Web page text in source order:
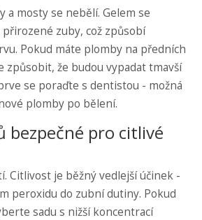
a mosty se nebělí. Gelem se
zuby, což způsobí
Pokud máte plomby na předních
způsobit, že budou vypadat tmavší
se poraďte s dentistou - možná
plomby po bělení.
bezpečné pro citlivé
Citlivost je běžný vedlejší účinek -
peroxidu do zubní dutiny. Pokud
sadu s nižší koncentrací